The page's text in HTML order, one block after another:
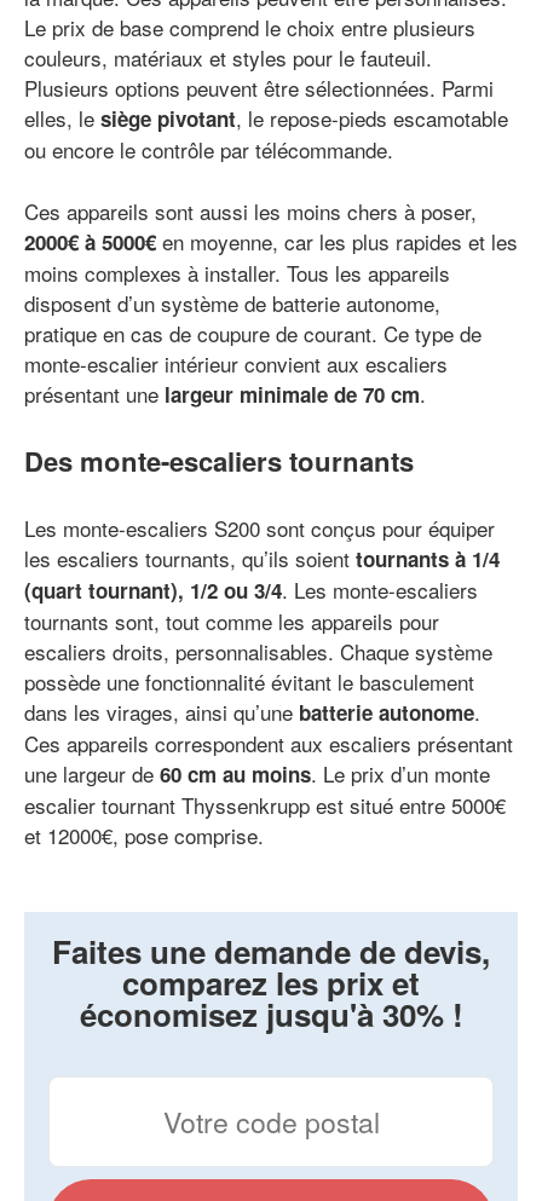
Le prix de base comprend le choix entre plusieurs
couleurs, matériaux et styles pour le fauteuil.
Plusieurs options peuvent être sélectionnées. Parmi
elles, le siège pivotant, le repose-pieds escamotable
ou encore le contrôle par télécommande.
Ces appareils sont aussi les moins chers à poser,
2000€ à 5000€ en moyenne, car les plus rapides et les
moins complexes à installer. Tous les appareils
disposent d’un système de batterie autonome,
pratique en cas de coupure de courant. Ce type de
monte-escalier intérieur convient aux escaliers
présentant une largeur minimale de 70 cm.
Des monte-escaliers tournants
Les monte-escaliers S200 sont conçus pour équiper
les escaliers tournants, qu’ils soient tournants à 1/4
(quart tournant), 1/2 ou 3/4. Les monte-escaliers
tournants sont, tout comme les appareils pour
escaliers droits, personnalisables. Chaque système
possède une fonctionnalité évitant le basculement
dans les virages, ainsi qu’une batterie autonome.
Ces appareils correspondent aux escaliers présentant
une largeur de 60 cm au moins. Le prix d’un monte
escalier tournant Thyssenkrupp est situé entre 5000€
et 12000€, pose comprise.
Faites une demande de devis,
comparez les prix et
économisez jusqu'à 30% !